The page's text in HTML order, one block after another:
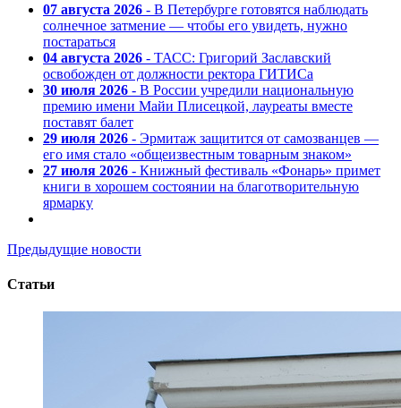
07 августа 2026 - В Петербурге готовятся наблюдать
солнечное затмение — чтобы его увидеть, нужно
постараться
04 августа 2026 - ТАСС: Григорий Заславский
освобожден от должности ректора ГИТИСа
30 июля 2026 - В России учредили национальную
премию имени Майи Плисецкой, лауреаты вместе
поставят балет
29 июля 2026 - Эрмитаж защитится от самозванцев —
его имя стало «общеизвестным товарным знаком»
27 июля 2026 - Книжный фестиваль «Фонарь» примет
книги в хорошем состоянии на благотворительную
ярмарку
Предыдущие новости
Статьи